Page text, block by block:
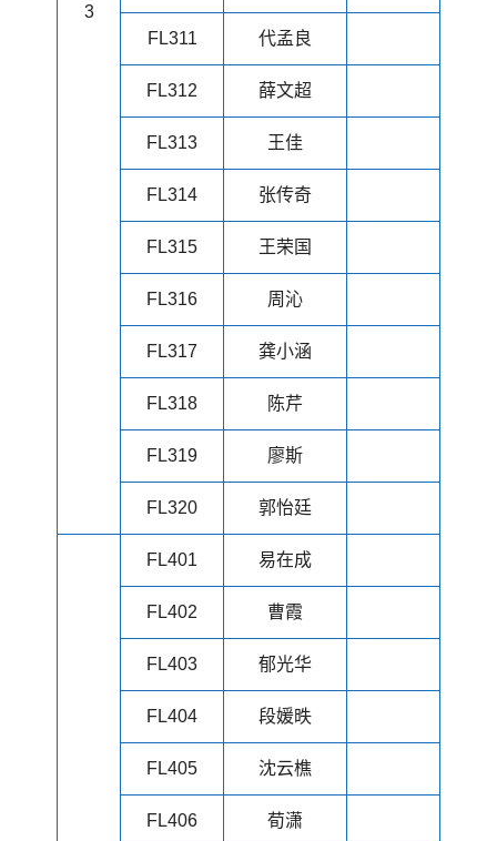
3
FL311 代孟良
FL312 薛文超
FL313 王佳
FL314 张传奇
FL315 王荣国
FL316 周沁
FL317 龚小涵
FL318 陈芹
FL319 廖斯
FL320 郭怡廷
FL401 易在成
FL402 曹霞
FL403 郁光华
FL404 段媛昳
FL405 沈云樵
FL406 荀潇